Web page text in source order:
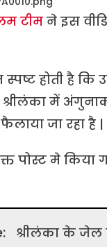
टीम ने इस
होती है कि
श्रीलंका में
जा रहा है |
पोस्ट मे किया
श्रीलंका के जेल